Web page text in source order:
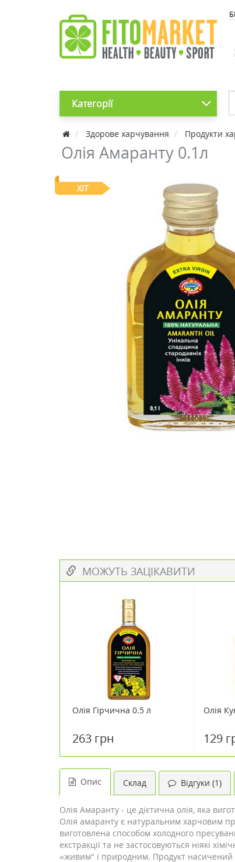
Категорії
Здорове харчування Продукти
Олія Амаранту 0.1л
ХІТ
МОЖУТЬ ЗАЦІКАВИТИ
Олія Гірчична 0.5 л
263 грн
Олія
129
Опис Склад Відгуки (1)
Олія Амаранту - це дієтична олія, яка
Олія амаранту є натуральним харчовим
виготовлена способом холодного
екстракції та не застосовуються ніякі
«живим" і природним. Продукт